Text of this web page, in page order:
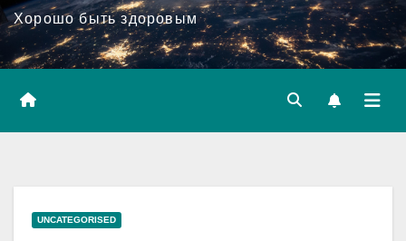
Хорошо быть здоровым
UNCATEGORISED